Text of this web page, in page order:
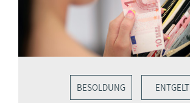
BESOLDUNG ENTGELT